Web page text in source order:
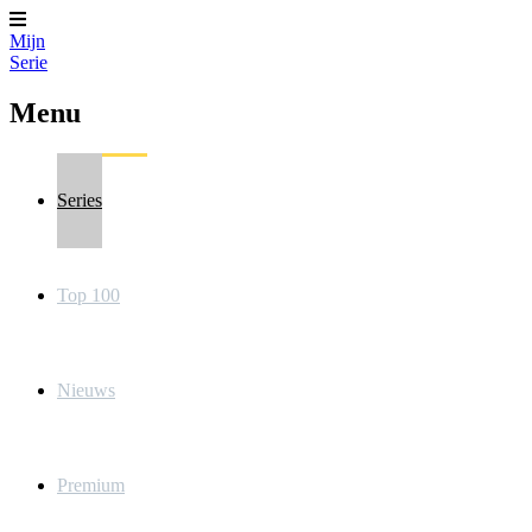
Mijn
Serie
Menu
Series
Top 100
Nieuws
Premium